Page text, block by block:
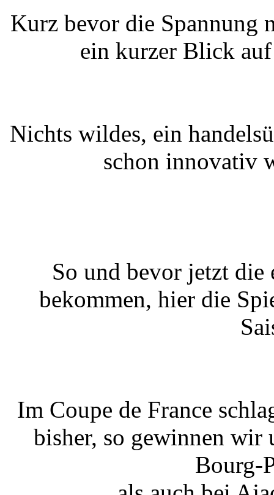
Kurz bevor die Spannung
ein kurzer Blick
Nichts wildes, ein
schon innovativ
So und bevor jetzt die
bekommen, hier die
Im Coupe de France
bisher, so gewinnen
Bourg-